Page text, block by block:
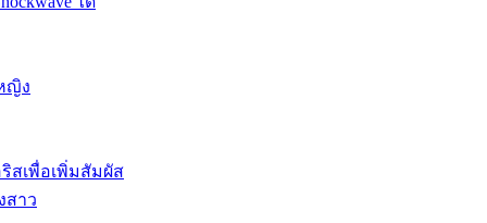
ญิง
สเพื่อเพิ่มสัมผัส
สาว